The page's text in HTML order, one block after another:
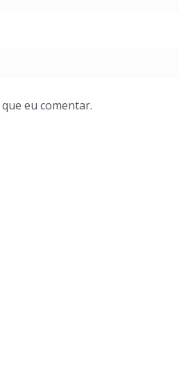
eu comentar.